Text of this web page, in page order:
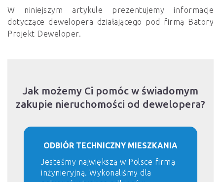
W niniejszym artykule prezentujemy informacje
dotyczące dewelopera działającego pod firmą Batory
Projekt Deweloper.
Jak możemy Ci pomóc w świadomym
zakupie nieruchomości od dewelopera?
ODBIÓR TECHNICZNY MIESZKANIA
Jesteśmy największą w Polsce firmą
inżynieryjną. Wykonaliśmy dla